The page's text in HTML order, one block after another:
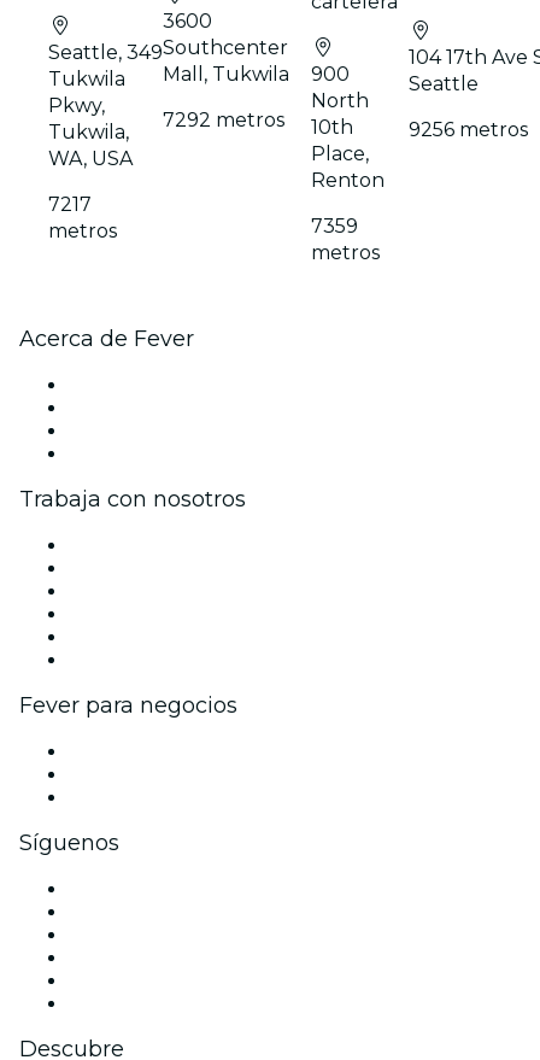
Seattle, 349
Tukwila
Pkwy,
Tukwila,
WA, USA
7217
metros
3600
Southcenter
Mall, Tukwila
7292 metros
900
North
10th
Place,
Renton
7359
metros
104 17th Ave
Seattle
9256 metros
Acerca de Fever
Trabaja con nosotros
Fever para negocios
Síguenos
Descubre